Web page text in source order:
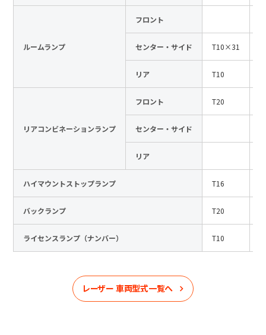
ルームランプ
フロント
センター・サイド T10×31
リア T10
リアコンビネーションランプ
フロント T20
センター・サイド
リア
ハイマウントストップランプ T16
バックランプ T20
ライセンスランプ（ナンバー） T10
レーザー 車両型式一覧へ